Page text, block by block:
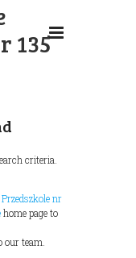
135
criteria.
nr
home page to
our team.